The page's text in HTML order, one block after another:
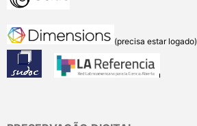
(precisa estar logado)